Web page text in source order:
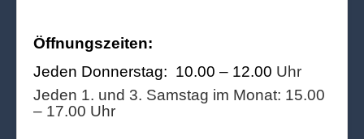
Öffnungszeiten:
Jeden Donnerstag: 10.00 – 12.00 Uhr
Jeden 1. und 3. Samstag im Monat: 15.00
– 17.00 Uhr